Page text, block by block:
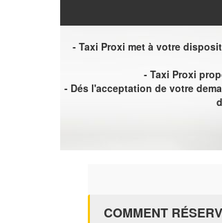
- Taxi Proxi met à votre
- Taxi Proxi
- Dés l'acceptation de votre
COMMENT